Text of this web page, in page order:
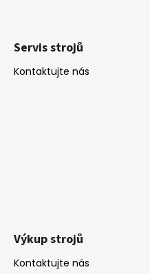
Servis strojů
Kontaktujte nás
Výkup strojů
Kontaktujte nás